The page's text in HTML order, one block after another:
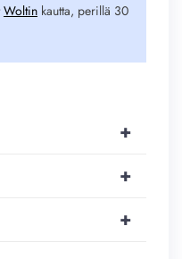
Woltin kautta, perillä 30
+
+
+